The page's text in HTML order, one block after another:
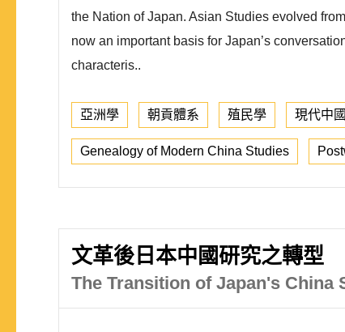
the Nation of Japan. Asian Studies evolved
now an important basis for Japan’s
characteris..
亞洲學 朝貢體系 殖民學 現代中
Genealogy of Modern China Studies
文革後日本中國研究之轉型
The Transition of Japan's